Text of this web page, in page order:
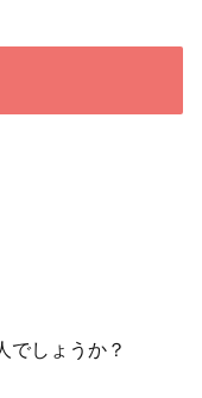
でしょうか？